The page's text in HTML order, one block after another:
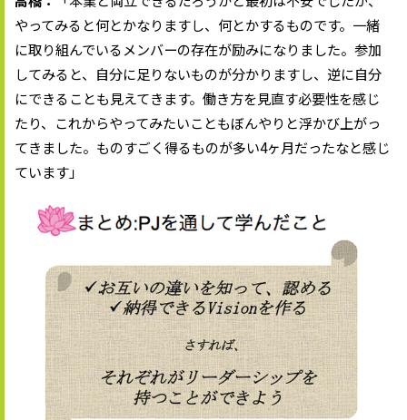
やってみると何とかなりますし、何とかするものです。一緒
に取り組んでいるメンバーの存在が励みになりました。参加
してみると、自分に足りないものが分かりますし、逆に自分
にできることも見えてきます。働き方を見直す必要性を感じ
たり、これからやってみたいこともぼんやりと浮かび上がっ
てきました。ものすごく得るものが多い4ヶ月だったなと感じ
ています」